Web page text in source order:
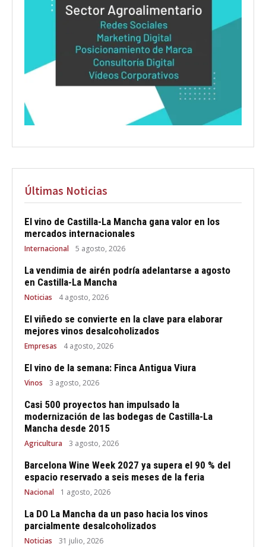
Últimas Noticias
El vino de Castilla-La Mancha gana valor en los
mercados internacionales
Internacional 5 agosto, 2026
La vendimia de airén podría adelantarse a agosto
en Castilla-La Mancha
Noticias 4 agosto, 2026
El viñedo se convierte en la clave para elaborar
mejores vinos desalcoholizados
Empresas 4 agosto, 2026
El vino de la semana: Finca Antigua Viura
Vinos 3 agosto, 2026
Casi 500 proyectos han impulsado la
modernización de las bodegas de Castilla-La
Mancha desde 2015
Agricultura 3 agosto, 2026
Barcelona Wine Week 2027 ya supera el 90 % del
espacio reservado a seis meses de la feria
Nacional 1 agosto, 2026
La DO La Mancha da un paso hacia los vinos
parcialmente desalcoholizados
Noticias 31 julio, 2026